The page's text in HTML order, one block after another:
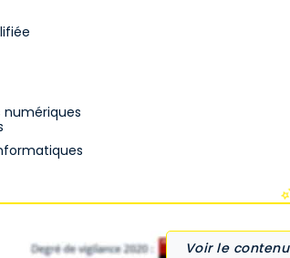
Voir le contenu